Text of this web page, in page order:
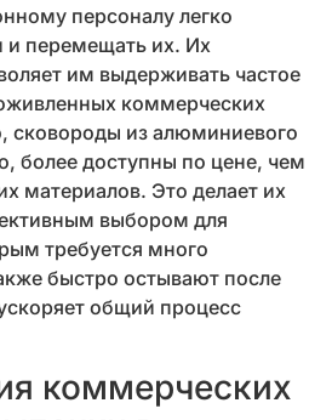
персоналу легко
и перемещать их. Их
им выдерживать частое
коммерческих
сковороды из алюминиевого
более доступны по цене, чем
материалов. Это делает их
выбором для
требуется много
быстро остывают после
общий процесс
коммерческих